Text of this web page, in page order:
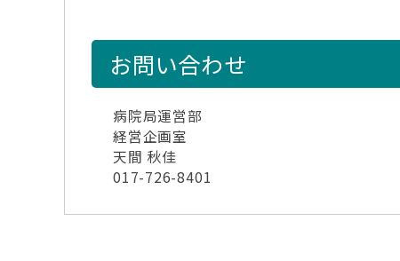
お問い合わせ
病院局運営部
経営企画室
天間 秋佳
017-726-8401